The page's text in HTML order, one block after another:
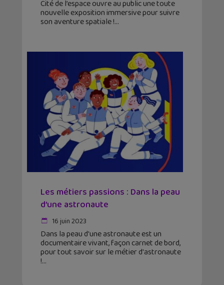
Cité de l’espace ouvre au public une toute
nouvelle exposition immersive pour suivre
son aventure spatiale !
Les métiers passions : Dans la peau
d’une astronaute
16 juin 2023
Dans la peau d'une astronaute est un
documentaire vivant, façon carnet de bord,
pour tout savoir sur le métier d'astronaute
!